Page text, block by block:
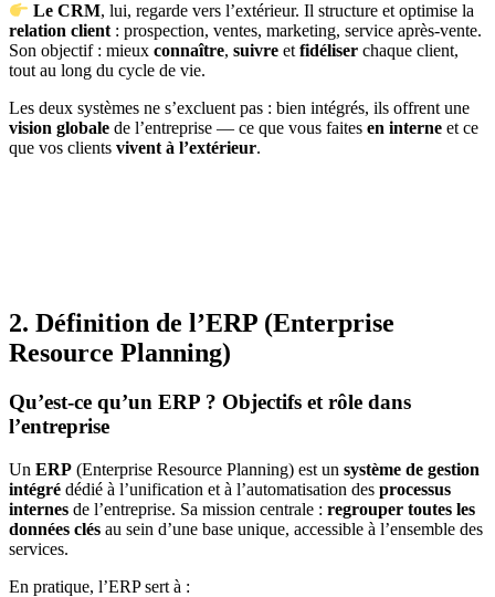
Le CRM, lui, regarde vers l’extérieur. Il structure et optimise la
relation client : prospection, ventes, marketing, service après-vente.
Son objectif : mieux connaître, suivre et fidéliser chaque client,
tout au long du cycle de vie.
Les deux systèmes ne s’excluent pas : bien intégrés, ils offrent une
vision globale de l’entreprise — ce que vous faites en interne et ce
que vos clients vivent à l’extérieur.
2. Définition de l’ERP (Enterprise
Resource Planning)
Qu’est-ce qu’un ERP ? Objectifs et rôle dans
l’entreprise
Un ERP (Enterprise Resource Planning) est un système de gestion
intégré dédié à l’unification et à l’automatisation des processus
internes de l’entreprise. Sa mission centrale : regrouper toutes les
données clés au sein d’une base unique, accessible à l’ensemble des
services.
En pratique, l’ERP sert à :